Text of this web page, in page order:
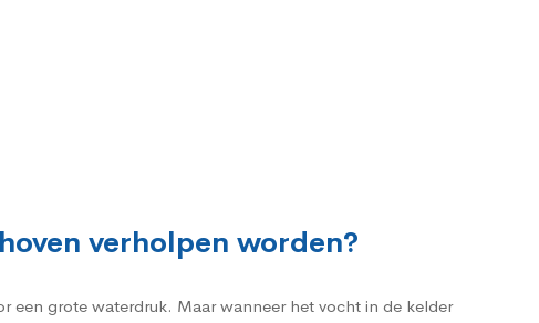
verholpen worden?
een grote waterdruk. Maar wanneer het vocht in de kelder